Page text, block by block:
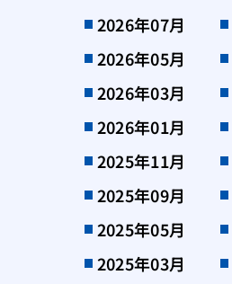
2026年07月
2026年05月
2026年03月
2026年01月
2025年11月
2025年09月
2025年05月
2025年03月